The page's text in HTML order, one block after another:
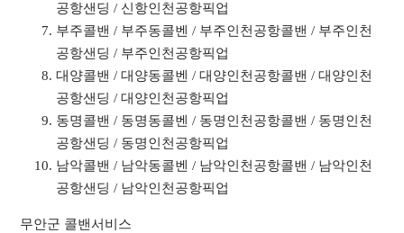
공항샌딩 / 신항인천공항픽업
부주콜밴 / 부주동콜벤 / 부주인천공항콜밴 / 부주인천
공항샌딩 / 부주인천공항픽업
대양콜밴 / 대양동콜벤 / 대양인천공항콜밴 / 대양인천
공항샌딩 / 대양인천공항픽업
동명콜밴 / 동명동콜벤 / 동명인천공항콜밴 / 동명인천
공항샌딩 / 동명인천공항픽업
남악콜밴 / 남악동콜벤 / 남악인천공항콜밴 / 남악인천
공항샌딩 / 남악인천공항픽업
무안군 콜밴서비스